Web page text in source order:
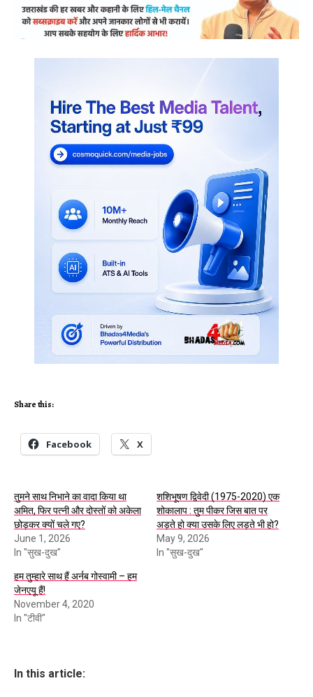
Share this:
Facebook X
तुमने साथ निभाने का वादा किया था
अमित, फिर पत्नी और दोस्तों को अकेला
छोड़कर क्यों चले गए?
June 1, 2026
In "सुख-दुख"
शशिभूषण द्विवेदी (1975-2020) एक
शोकालाप : तुम पीकर जिस बात पर
अड़ते हो क्या उसके लिए लड़ते भी हो?
May 9, 2026
In "सुख-दुख"
हम तुम्हारे साथ हैं अर्नब गोस्वामी – हम
जेनएयू हैं!
November 4, 2020
In "टीवी"
In this article: